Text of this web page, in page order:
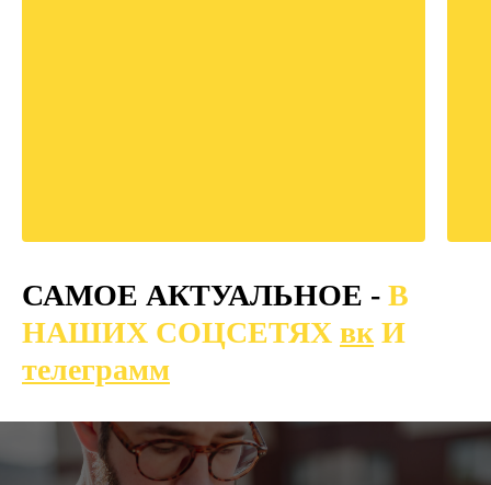
САМОЕ АКТУАЛЬНОЕ - В
НАШИХ СОЦСЕТЯХ вк И
телеграмм